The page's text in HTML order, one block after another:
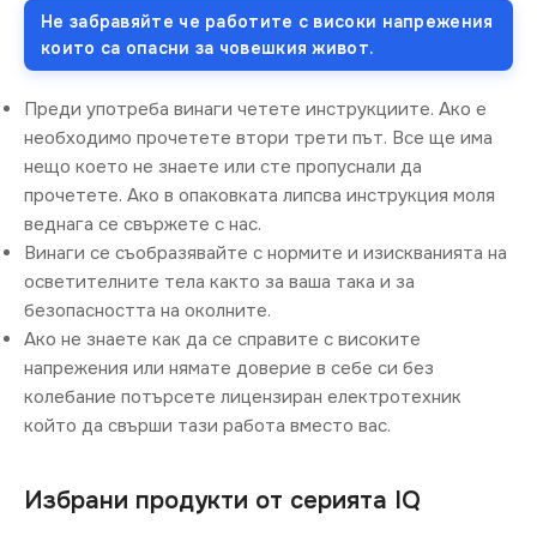
Не забравяйте че работите с високи напрежения
които са опасни за човешкия живот.
Преди употреба винаги четете инструкциите. Ако е
необходимо прочетете втори трети път. Все ще има
нещо което не знаете или сте пропуснали да
прочетете. Ако в опаковката липсва инструкция моля
веднага се свържете с нас.
Винаги се съобразявайте с нормите и изискванията на
осветителните тела както за ваша така и за
безопасността на околните.
Ако не знаете как да се справите с високите
напрежения или нямате доверие в себе си без
колебание потърсете лицензиран електротехник
който да свърши тази работа вместо вас.
Избрани продукти от серията IQ